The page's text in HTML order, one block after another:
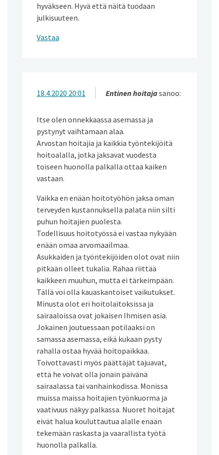
hyväkseen. Hyvä että näitä tuodaan
julkisuuteen.
Vastaa
Entinen hoitajasanoo:
18.4.2020 20:01
Itse olen onnekkaassa asemassa ja
pystynyt vaihtamaan alaa.
Arvostan hoitajia ja kaikkia työntekijöitä
hoitoalalla, jotka jaksavat vuodesta
toiseen huonolla palkalla ottaa kaiken
vastaan.
Vaikka en enään hoitotyöhön jaksa oman
terveyden kustannuksella palata niin silti
puhun hoitajien puolesta.
Todellisuus hoitotyössä ei vastaa nykyään
enään omaa arvomaailmaa.
Asukkaiden ja työntekijöiden olot ovat niin
pitkään olleet tukalia. Rahaa riittää
kaikkeen muuhun, mutta ei tärkeimpään.
Tällä voi olla kauaskantoiset vaikutukset.
Minusta olot eri hoitolaitoksissa ja
sairaaloissa ovat jokaisen Ihmisen asia.
Jokainen joutuessaan potilaaksi on
samassa asemassa, eikä kukaan pysty
rahalla ostaa hyvää hoitopaikkaa.
Toivottavasti myös päättäjät tajuavat,
että he voivat olla jonain päivänä
sairaalassa tai vanhainkodissa. Monissa
muissa maissa hoitajien työnkuorma ja
vaativuus näkyy palkassa. Nuoret hoitajat
eivät halua kouluttautua alalle enään
tekemään raskasta ja vaarallista työtä
huonolla palkalla.